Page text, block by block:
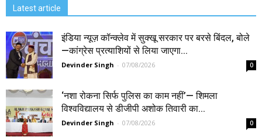
Latest article
इंडिया न्यूज़ कॉन्क्लेव में सुक्खू सरकार पर बरसे बिंदल, बोले
—कांग्रेस प्रत्याशियों से लिया जाएगा...
Devinder Singh - 07/08/2026 0
‘नशा रोकना सिर्फ पुलिस का काम नहीं’— शिमला
विश्वविद्यालय से डीजीपी अशोक तिवारी का...
Devinder Singh - 07/08/2026 0